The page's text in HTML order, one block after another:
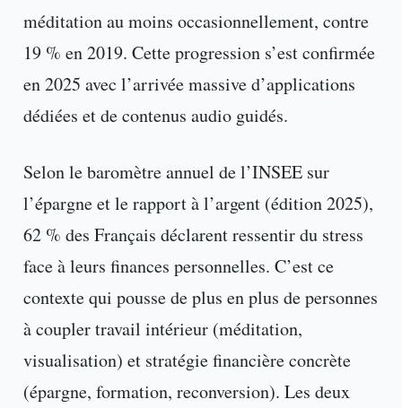
méditation au moins occasionnellement, contre
19 % en 2019. Cette progression s’est confirmée
en 2025 avec l’arrivée massive d’applications
dédiées et de contenus audio guidés.
Selon le baromètre annuel de l’INSEE sur
l’épargne et le rapport à l’argent (édition 2025),
62 % des Français déclarent ressentir du stress
face à leurs finances personnelles. C’est ce
contexte qui pousse de plus en plus de personnes
à coupler travail intérieur (méditation,
visualisation) et stratégie financière concrète
(épargne, formation, reconversion). Les deux